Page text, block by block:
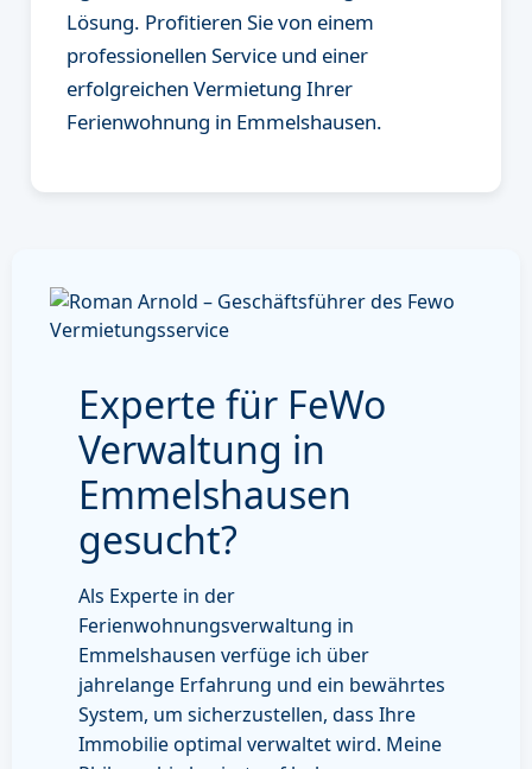
Lösung. Profitieren Sie von einem
professionellen Service und einer
erfolgreichen Vermietung Ihrer
Ferienwohnung in Emmelshausen.
Experte für FeWo
Verwaltung in
Emmelshausen
gesucht?
Als Experte in der
Ferienwohnungsverwaltung in
Emmelshausen verfüge ich über
jahrelange Erfahrung und ein bewährtes
System, um sicherzustellen, dass Ihre
Immobilie optimal verwaltet wird. Meine